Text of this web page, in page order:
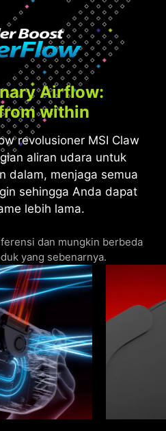
Airflow:
within
revolusioner MSI Claw
aliran udara untuk
dalam, menjaga semua
sehingga Anda dapat
lebih lama.
dan mungkin berbeda
yang sebenarnya.